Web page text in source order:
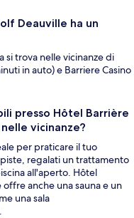
Deauville ha un
si trova nelle vicinanze di
in auto) e Barriere Casino
presso Hôtel Barrière
vicinanze?
per praticare il tuo
regalati un trattamento
all'aperto. Hôtel
anche una sauna e un
una sala